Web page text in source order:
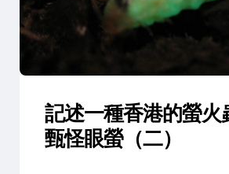
記述一種香港的螢火
甄怪眼螢（二）